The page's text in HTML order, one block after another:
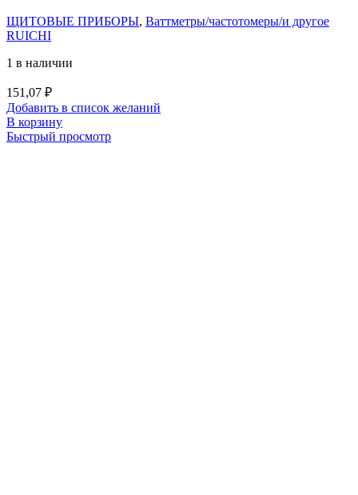
ЩИТОВЫЕ ПРИБОРЫ, Ваттметры/частотомеры/и другое
RUICHI
1 в наличии
151,07 ₽
Добавить в список желаний
В корзину
Быстрый просмотр